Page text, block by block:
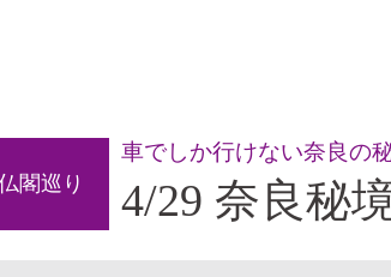
閣巡り
車でしか行けない奈良の
4/29 奈良秘